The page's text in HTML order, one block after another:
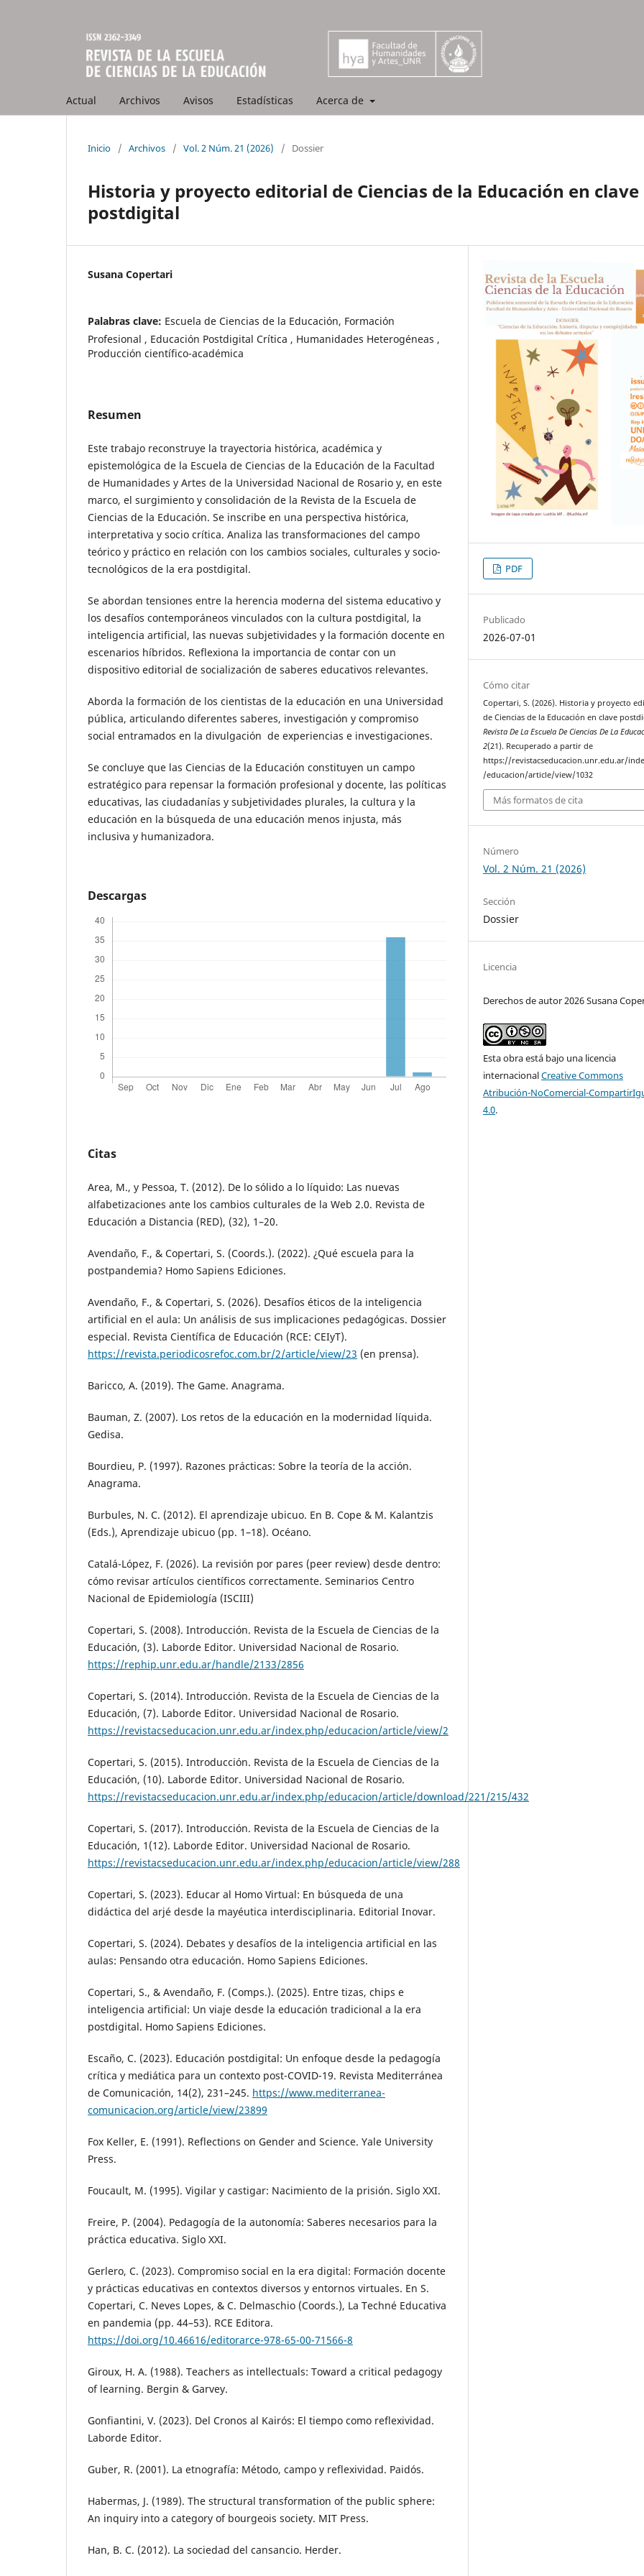
Actual Archivos Avisos Estadísticas Acerca de
Inicio / Archivos / Vol. 2 Núm. 21 (2026) / Dossier
Historia y proyecto editorial de Ciencias de la Educación en clave
postdigital
Susana Copertari
Palabras clave: Escuela de Ciencias de la Educación, Formación
Profesional , Educación Postdigital Crítica , Humanidades Heterogéneas ,
Producción científico-académica
Resumen
Este trabajo reconstruye la trayectoria histórica, académica y
epistemológica de la Escuela de Ciencias de la Educación de la Facultad
de Humanidades y Artes de la Universidad Nacional de Rosario y, en este
marco, el surgimiento y consolidación de la Revista de la Escuela de
Ciencias de la Educación. Se inscribe en una perspectiva histórica,
interpretativa y socio crítica. Analiza las transformaciones del campo
teórico y práctico en relación con los cambios sociales, culturales y socio-
tecnológicos de la era postdigital.
Se abordan tensiones entre la herencia moderna del sistema educativo y
los desafíos contemporáneos vinculados con la cultura postdigital, la
inteligencia artificial, las nuevas subjetividades y la formación docente en
escenarios híbridos. Reflexiona la importancia de contar con un
dispositivo editorial de socialización de saberes educativos relevantes.
Aborda la formación de los cientistas de la educación en una Universidad
pública, articulando diferentes saberes, investigación y compromiso
social entramados en la divulgación de experiencias e investigaciones.
Se concluye que las Ciencias de la Educación constituyen un campo
estratégico para repensar la formación profesional y docente, las políticas
educativas, las ciudadanías y subjetividades plurales, la cultura y la
educación en la búsqueda de una educación menos injusta, más
inclusiva y humanizadora.
Descargas
Citas
Area, M., y Pessoa, T. (2012). De lo sólido a lo líquido: Las nuevas
alfabetizaciones ante los cambios culturales de la Web 2.0. Revista de
Educación a Distancia (RED), (32), 1–20.
Avendaño, F., & Copertari, S. (Coords.). (2022). ¿Qué escuela para la
postpandemia? Homo Sapiens Ediciones.
Avendaño, F., & Copertari, S. (2026). Desafíos éticos de la inteligencia
artificial en el aula: Un análisis de sus implicaciones pedagógicas. Dossier
especial. Revista Científica de Educación (RCE: CEIyT).
https://revista.periodicosrefoc.com.br/2/article/view/23 (en prensa).
Baricco, A. (2019). The Game. Anagrama.
Bauman, Z. (2007). Los retos de la educación en la modernidad líquida.
Gedisa.
Bourdieu, P. (1997). Razones prácticas: Sobre la teoría de la acción.
Anagrama.
Burbules, N. C. (2012). El aprendizaje ubicuo. En B. Cope & M. Kalantzis
(Eds.), Aprendizaje ubicuo (pp. 1–18). Océano.
Catalá-López, F. (2026). La revisión por pares (peer review) desde dentro:
cómo revisar artículos científicos correctamente. Seminarios Centro
Nacional de Epidemiología (ISCIII)
Copertari, S. (2008). Introducción. Revista de la Escuela de Ciencias de la
Educación, (3). Laborde Editor. Universidad Nacional de Rosario.
https://rephip.unr.edu.ar/handle/2133/2856
Copertari, S. (2014). Introducción. Revista de la Escuela de Ciencias de la
Educación, (7). Laborde Editor. Universidad Nacional de Rosario.
https://revistacseducacion.unr.edu.ar/index.php/educacion/article/view/2
Copertari, S. (2015). Introducción. Revista de la Escuela de Ciencias de la
Educación, (10). Laborde Editor. Universidad Nacional de Rosario.
https://revistacseducacion.unr.edu.ar/index.php/educacion/article/download/221/215/432
Copertari, S. (2017). Introducción. Revista de la Escuela de Ciencias de la
Educación, 1(12). Laborde Editor. Universidad Nacional de Rosario.
https://revistacseducacion.unr.edu.ar/index.php/educacion/article/view/288
Copertari, S. (2023). Educar al Homo Virtual: En búsqueda de una
didáctica del arjé desde la mayéutica interdisciplinaria. Editorial Inovar.
Copertari, S. (2024). Debates y desafíos de la inteligencia artificial en las
aulas: Pensando otra educación. Homo Sapiens Ediciones.
Copertari, S., & Avendaño, F. (Comps.). (2025). Entre tizas, chips e
inteligencia artificial: Un viaje desde la educación tradicional a la era
postdigital. Homo Sapiens Ediciones.
Escaño, C. (2023). Educación postdigital: Un enfoque desde la pedagogía
crítica y mediática para un contexto post-COVID-19. Revista Mediterránea
de Comunicación, 14(2), 231–245. https://www.mediterranea-
comunicacion.org/article/view/23899
Fox Keller, E. (1991). Reflections on Gender and Science. Yale University
Press.
Foucault, M. (1995). Vigilar y castigar: Nacimiento de la prisión. Siglo XXI.
Freire, P. (2004). Pedagogía de la autonomía: Saberes necesarios para la
práctica educativa. Siglo XXI.
Gerlero, C. (2023). Compromiso social en la era digital: Formación docente
y prácticas educativas en contextos diversos y entornos virtuales. En S.
Copertari, C. Neves Lopes, & C. Delmaschio (Coords.), La Techné Educativa
en pandemia (pp. 44–53). RCE Editora.
https://doi.org/10.46616/editorarce-978-65-00-71566-8
Giroux, H. A. (1988). Teachers as intellectuals: Toward a critical pedagogy
of learning. Bergin & Garvey.
Gonfiantini, V. (2023). Del Cronos al Kairós: El tiempo como reflexividad.
Laborde Editor.
Guber, R. (2001). La etnografía: Método, campo y reflexividad. Paidós.
Habermas, J. (1989). The structural transformation of the public sphere:
An inquiry into a category of bourgeois society. MIT Press.
Han, B. C. (2012). La sociedad del cansancio. Herder.
PDF
Publicado
2026-07-01
Cómo citar
Copertari, S. (2026). Historia y proyecto
de Ciencias de la Educación en clave
Revista De La Escuela De Ciencias De La
2(21). Recuperado a partir de
https://revistacseducacion.unr.edu.ar/
/educacion/article/view/1032
Más formatos de cita
Número
Vol. 2 Núm. 21 (2026)
Sección
Dossier
Licencia
Derechos de autor 2026 Susana
Esta obra está bajo una licencia
internacionalCreative Commons
Atribución-NoComercial-
4.0.